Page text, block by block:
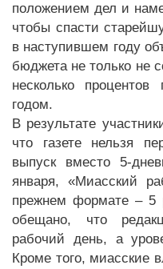
положением дел и
чтобы спасти
в наступившем году
бюджета не только не
несколько
годом.
В результате
что газете нельзя
выпуск вместо 5-
января, «Миасский
прежнем формате – 5
обещано, что
рабочий день, а
Кроме того, миасские